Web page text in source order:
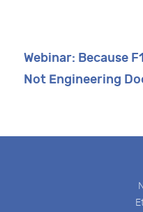
Webinar: Because
Not Engineering